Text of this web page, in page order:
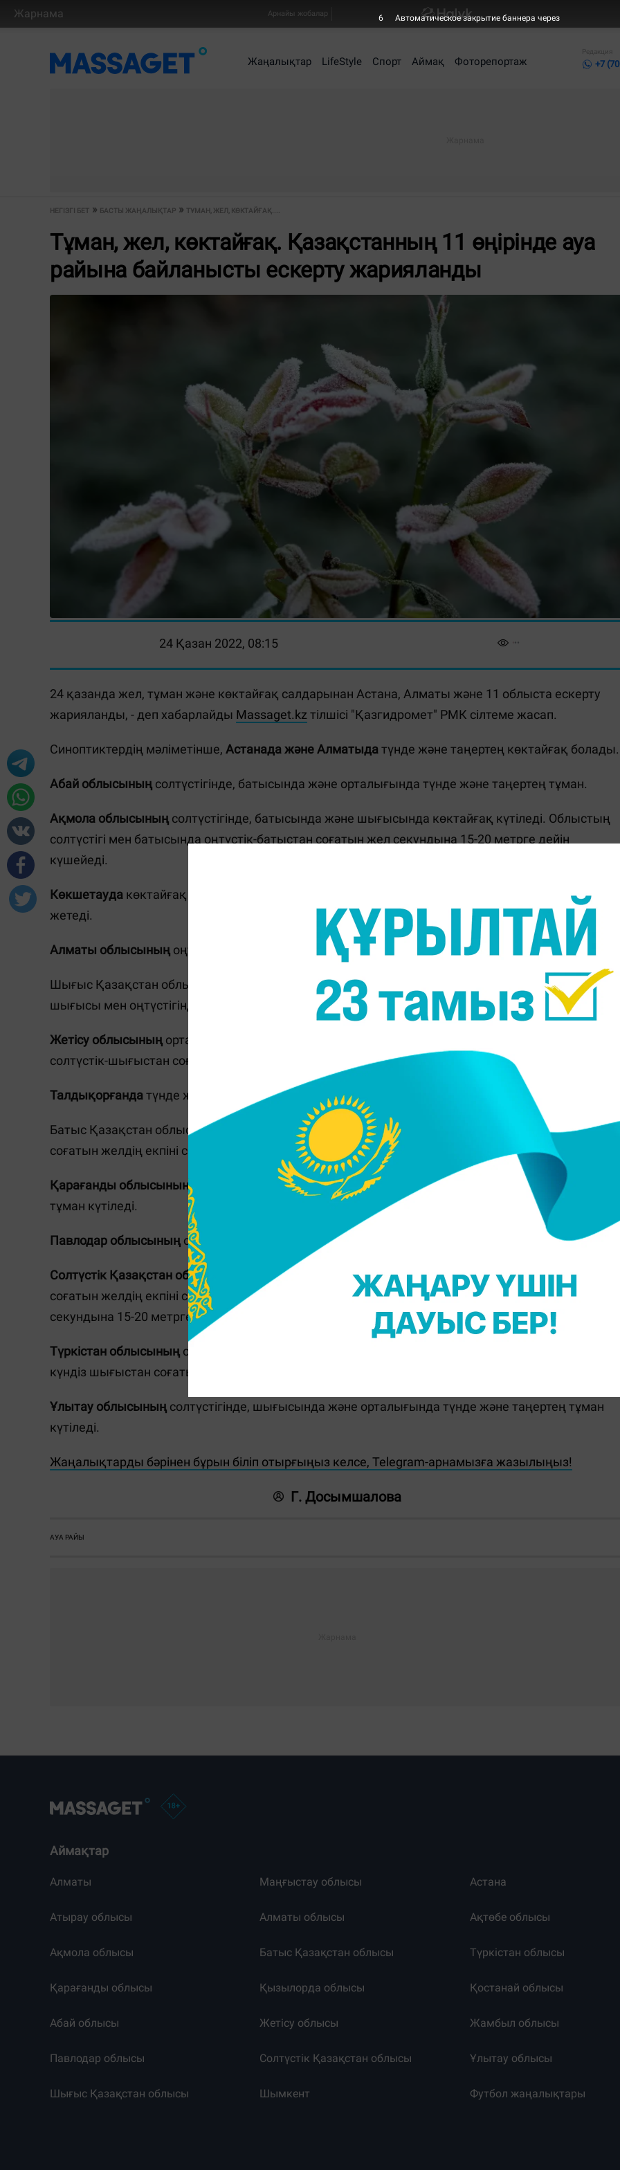
Жарнама Арнайы жобалар
Жаңалықтар LifeStyle Спорт Аймақ Фоторепортаж
Редакция
+7
НЕГІЗГІ БЕТ БАСТЫ ЖАҢАЛЫҚТАР ТҰМАН, ЖЕЛ, КӨКТАЙҒАҚ....
Тұман, жел, көктайғақ. Қазақстанның 11 өңірінде ауа
райына байланысты ескерту жарияланды
24 Қазан 2022, 08:15
24 қазанда жел, тұман және көктайғақ салдарынан Астана, Алматы және 11 облыста ескерту
жарияланды, - деп хабарлайды Massaget.kz тілшісі "Қазгидромет" РМК сілтеме жасап.
Синоптиктердің мәліметінше, Астанада және Алматыда түнде және таңертең көктайғақ
Абай облысының солтүстігінде, батысында және орталығында түнде және таңертең тұман.
Ақмола облысының солтүстігінде, батысында және шығысында көктайғақ күтіледі. Облыстың
солтүстігі мен батысында оңтүстік-батыстан соғатын жел секундына 15-20 метрге дейін
күшейеді.
Көкшетауда көктайғақ болып, оңтүстік-батыстан соғатын желдің екпіні секундына 15-20 метрге
жетеді.
Алматы облысының оңтүстігінде, түнде және таңертең таулы аймақтарында тұман күтіледі.
Шығыс Қазақстан облысының шығысы мен оңтүстігінде тұман, көктайғақ, түнде облыстың
шығысы мен оңтүстігінде солтүстік-батысында жел соғып, екпіні секундына 15-20 метрге
Жетісу облысының орталығында және таулы аймақтарда тұман күтіледі. Алакөл маңында
солтүстік-шығыстан соғатын жел секундына 17-22 метрге дейін күшейеді.
Талдықорғанда түнде және таңертең тұман күтіледі.
Батыс Қазақстан облысында күндіз облыстың батысы мен оңтүстігінде оңтүстік-батыстан
соғатын желдің екпіні секундына 15-20 метрге дейін күшейеді.
Қарағанды ​​облысыныңсолтүстігінде, шығысында және орталығында түнде және таңертең
тұман күтіледі.
Павлодар облысының оңтүстігінде түнде тұман, солтүстікте көктайғақ күтіледі.
Солтүстік Қазақстан облысының
солтүстігінде, батысында және шығысында оңтүстік-батыстан
соғатын желдің екпіні секундына 15-20 метрге жетеді. Петропавлда күндіз оңтүстік-батыстан
секундына 15-20 метрге жететін жел соғады.
Түркістан облысының оңтүстігінде және таулы аймақтарында тұман күтіледі. Тау асуларында
күндіз шығыстан соғатын жел секундына 15-20 метрге жетеді.
Ұлытау облысының солтүстігінде, шығысында және орталығында түнде және таңертең тұман
күтіледі.
Жаңалықтарды бәрінен бұрын біліп отырғыңыз келсе, Telegram-арнамызға жазылыңыз!
Г. Досымшалова
АУА РАЙЫ
Аймақтар
Алматы Маңғыстау облысы Астана
Атырау облысы Алматы облысы Ақтөбе облысы
Ақмола облысы Батыс Қазақстан облысы Түркістан облысы
Қарағанды облысы Қызылорда облысы Қостанай облысы
Абай облысы Жетісу облысы Жамбыл облысы
Павлодар облысы Солтүстік Қазақстан облысы Ұлытау облысы
Шығыс Қазақстан облысы Шымкент Футбол жаңалықтары
5 Автоматическое закрытие баннера через